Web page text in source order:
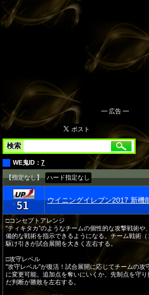
━ 広告 ━
検索
WE鬼ID： 7
【指定なし】 ハード指定なし
★51 ウイニングイレブン2017 新機
□コンセプトアレンジ
“ティキタカ”のようなチームの個性的な攻撃戦術や
備的な戦術を指示できるようになる。チーム戦術
駆け引きが試合展開を大きく左右する。
□攻守レベル
"攻守レベル"が復活！試合展開に応じてチームの攻
に変更可能。追加点を奪いにいくか、先制点を守
だ判断が勝敗を左右する。